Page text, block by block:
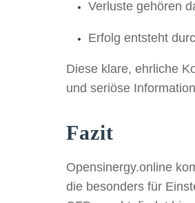
Verluste gehören
Erfolg entsteht
Diese klare, ehrliche
und seriöse
Fazit
Opensinergy.online
die besonders für